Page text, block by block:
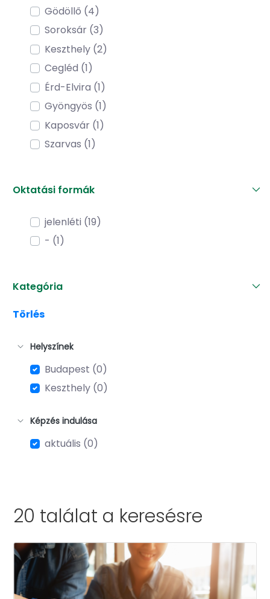
Gödöllő (4)
Soroksár (3)
Keszthely (2)
Cegléd (1)
Érd-Elvira (1)
Gyöngyös (1)
Kaposvár (1)
Szarvas (1)
Oktatási formák
jelenléti (19)
- (1)
Kategória
Törlés
Helyszínek
Budapest (0)
Keszthely (0)
Képzés indulása
aktuális (0)
20 találat a keresésre